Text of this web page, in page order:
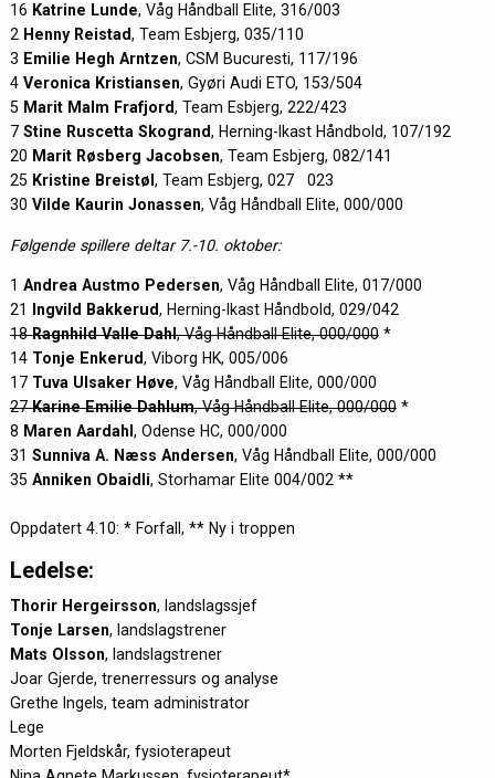
16 Katrine Lunde, Våg Håndball Elite, 316/003
2 Henny Reistad, Team Esbjerg, 035/110
3 Emilie Hegh Arntzen, CSM Bucuresti, 117/196
4 Veronica Kristiansen, Gyøri Audi ETO, 153/504
5 Marit Malm Frafjord, Team Esbjerg, 222/423
7 Stine Ruscetta Skogrand, Herning-Ikast Håndbold, 107/192
20 Marit Røsberg Jacobsen, Team Esbjerg, 082/141
25 Kristine Breistøl , Team Esbjerg, 027 023
30 Vilde Kaurin Jonassen, Våg Håndball Elite, 000/000
Følgende spillere deltar 7.-10. oktober:
1 Andrea Austmo Pedersen, Våg Håndball Elite, 017/000
21
Ingvild Bakkerud, Herning-Ikast Håndbold, 029/042
18Ragnhild Valle Dahl, Våg Håndball Elite, 000/000*
14 Tonje Enkerud, Viborg HK, 005/006
17 Tuva Ulsaker Høve, Våg Håndball Elite, 000/000
27Karine Emilie Dahlum, Våg Håndball Elite, 000/000*
8 Maren Aardahl , Odense HC, 000/000
31 Sunniva A. Næss Andersen, Våg Håndball Elite, 000/000
35 Anniken Obaidli, Storhamar Elite 004/002 **
Oppdatert 4.10: * Forfall, ** Ny i troppen
Ledelse:
Thorir Hergeirsson, landslagssjef
Tonje Larsen, landslagstrener
Mats Olsson, landslagstrener
Joar Gjerde, trenerressurs og analyse
Grethe Ingels, team administrator
Lege
Morten Fjeldskår, fysioterapeut